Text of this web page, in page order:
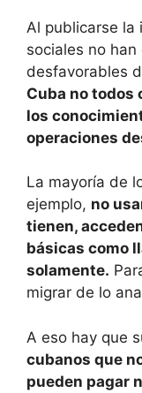
Al publicarse la
sociales no
desfavorables
Cuba no todos
los
operaciones
La mayoría de
ejemplo, no
tienen,
básicas como
solamente.
migrar de lo
A eso hay que
cubanos que
pueden pagar